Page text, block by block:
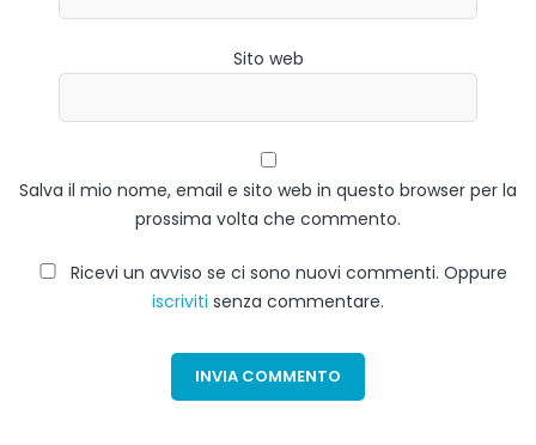
Sito web
Salva il mio nome, email e sito web in questo browser per la
prossima volta che commento.
Ricevi un avviso se ci sono nuovi commenti. Oppure
iscriviti senza commentare.